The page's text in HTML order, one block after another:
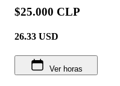
$25.000 CLP
26.33 USD
Ver horas